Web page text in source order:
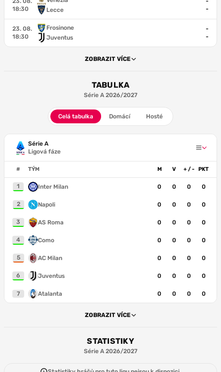
18:30
Lecce
-
23. 08.
18:30
Frosinone
Juventus
-
-
ZOBRAZIT VÍCE
TABULKA
Série A 2026/2027
Celá tabulka Domácí Hosté
Série A
Ligová fáze
# TÝM M V + / - PKT
1 Inter Milan 0 0 0 0
2 Napoli 0 0 0 0
3 AS Roma 0 0 0 0
4 Como 0 0 0 0
5 AC Milan 0 0 0 0
6 Juventus 0 0 0 0
7 Atalanta 0 0 0 0
ZOBRAZIT VÍCE
STATISTIKY
Série A 2026/2027